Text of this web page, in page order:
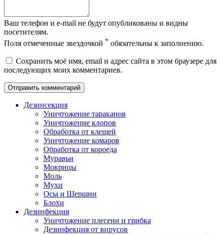
Ваш телефон и e-mail не будут опубликованы и видны
посетителям.
Поля отмеченные звездочкой * обязательны к заполнению.
Сохранить моё имя, email и адрес сайта в этом браузере для
последующих моих комментариев.
Дезинсекция
Уничтожение тараканов
Уничтожение клопов
Обработка от клещей
Уничтожение комаров
Обработка от короеда
Муравьи
Мокрицы
Моль
Мухи
Осы и Шершни
Блохи
Дезинфекция
Уничтожение плесени и грибка
Дезинфекция от вирусов